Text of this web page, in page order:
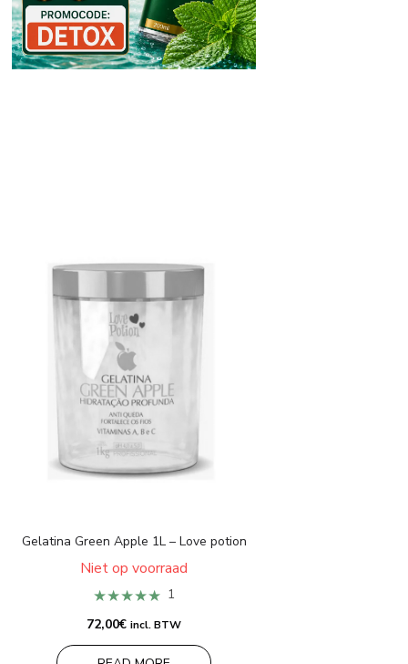
Gelatina Green Apple 1L – Love potion
Niet op voorraad
★★★★★ 1
72,00€ incl. BTW